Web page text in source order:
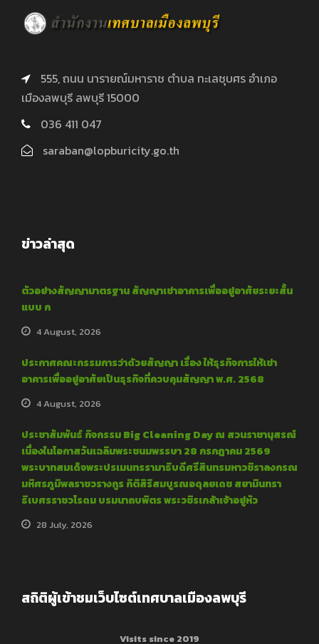
555, ถนน นารายณ์มหาราช ตำบล ทะเลชุบศร อำเภอ
เมืองลพบุรี ลพบุรี 15000
036 411 047
saraban@lopburicity.go.th
ข่าวล่าสุด
ตัวอย่างสัญญามาตรฐาน สัญญาเช่าอาคารเพื่ออยู่อาศัยระยะสั้น
แบบ ก
4 August, 2026
ประกาศคณะกรรมการว่าด้วยสัญญา เรื่อง ให้ธุรกิจการให้เช่า
อาคารเพื่ออยู่อาศัยเป็นธุรกิจที่ควบคุมสัญญา พ.ศ. 2568
4 August, 2026
ประชาสัมพันธ์ กิจกรรม Big Cleaning Day ณ สวนราชานุสรณ์
เนื่องในโอกาสวันเฉลิมพระชนมพรรษา 28 กรกฎาคม 2569
พระบาทสมเด็จพระปรเมนทรรามาธิบดีศรีสินทรมหาวชิราลงกรณ
มหิศรภูมิพลราชวรางกูร กิติสิริสมบูรณอดุลยเดช สยามินทรา
ธิเบศรราชวโรดม บรมนาถบพิตร พระวชิรเกล้าเจ้าอยู่หัว
28 July, 2026
สถิติผู้เข้าชมเว็บไซต์เทศบาลเมืองลพบุรี
Visits since 2019